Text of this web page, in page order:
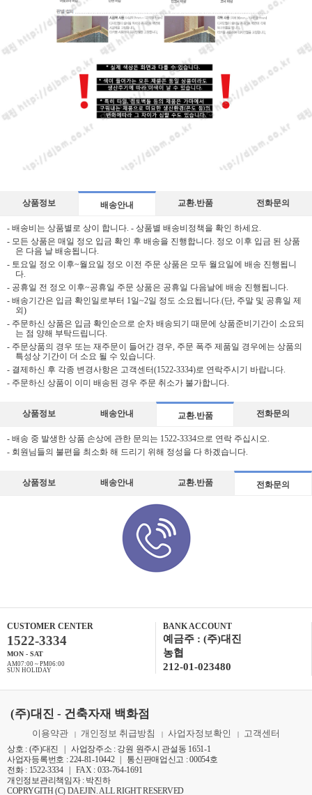
상품정보 배송안내 교환.반품 전화문의
- 배송비는 상품별로 상이 합니다. - 상품별 배송비정책을 확인 하세요.
- 모든 상품은 매일 정오 입금 확인 후 배송을 진행합니다. 정오 이후 입금 된 상품
은 다음 날 배송됩니다.
- 토요일 정오 이후~월요일 정오 이전 주문 상품은 모두 월요일에 배송 진행됩니
다.
- 공휴일 전 정오 이후~공휴일 주문 상품은 공휴일 다음날에 배송 진행됩니다.
- 배송기간은 입금 확인일로부터 1일~2일 정도 소요됩니다.(단, 주말 및 공휴일 제
외)
- 주문하신 상품은 입금 확인순으로 순차 배송되기 때문에 상품준비기간이 소요되
는 점 양해 부탁드립니다.
- 주문상품의 경우 또는 재주문이 들어간 경우, 주문 폭주 제품일 경우에는 상품의
특성상 기간이 더 소요 될 수 있습니다.
- 결제하신 후 각종 변경사항은 고객센터(1522-3334)로 연락주시기 바랍니다.
- 주문하신 상품이 이미 배송된 경우 주문 취소가 불가합니다.
상품정보 배송안내 교환.반품 전화문의
- 배송 중 발생한 상품 손상에 관한 문의는 1522-3334으로 연락 주십시오.
- 회원님들의 불편을 최소화 해 드리기 위해 정성을 다 하겠습니다.
상품정보 배송안내 교환.반품 전화문의
CUSTOMER CENTER
1522-3334
MON - SAT
AM07:00 ~ PM06:00
SUN HOLIDAY
BANK ACCOUNT
예금주 : (주)대진
농협
212-01-023480
(주)대진 - 건축자재 백화점
이용약관 | 개인정보 취급방침 | 사업자정보확인 | 고객센터
상호 : (주)대진 | 사업장주소 : 강원 원주시 관설동 1651-1
사업자등록번호 : 224-81-10442 | 통신판매업신고 : 00054호
전화 : 1522-3334 | FAX : 033-764-1691
개인정보관리책임자 : 박진하
COPRYGITH (C) DAEJIN. ALL RIGHT RESERVED